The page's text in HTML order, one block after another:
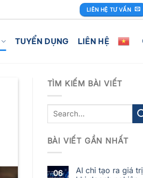
LIÊN HỆ TƯ VẤN
TUYỂN DỤNG LIÊN HỆ
TÌM KIẾM BÀI VIẾT
BÀI VIẾT GẦN NHẤT
06
AI chỉ tạo ra giá trị